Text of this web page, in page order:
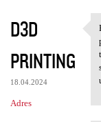
D3D
PRINTING
18.04.2024
Adres